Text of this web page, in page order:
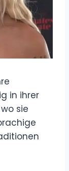
in ihrer
sie